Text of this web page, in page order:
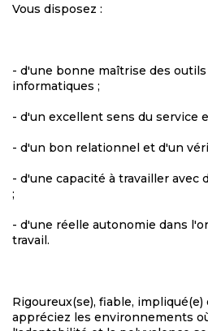
Vous disposez :
- d'une bonne maîtrise des
informatiques ;
- d'un excellent sens du service
- d'un bon relationnel et d'un
- d'une capacité à travailler avec
;
- d'une réelle autonomie dans
travail.
Rigoureux(se), fiable,
appréciez les environnements